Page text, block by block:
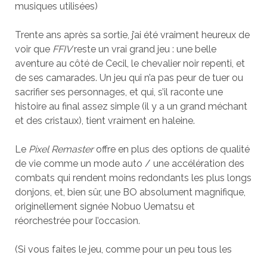
musiques utilisées)
Trente ans après sa sortie, j’ai été vraiment heureux de
voir que FFIVreste un vrai grand jeu : une belle
aventure au côté de Cecil, le chevalier noir repenti, et
de ses camarades. Un jeu qui n’a pas peur de tuer ou
sacrifier ses personnages, et qui, s’il raconte une
histoire au final assez simple (il y a un grand méchant
et des cristaux), tient vraiment en haleine.
Le Pixel Remasteroffre en plus des options de qualité
de vie comme un mode auto / une accélération des
combats qui rendent moins redondants les plus longs
donjons, et, bien sûr, une BO absolument magnifique,
originellement signée Nobuo Uematsu et
réorchestrée pour l’occasion.
(Si vous faites le jeu, comme pour un peu tous les